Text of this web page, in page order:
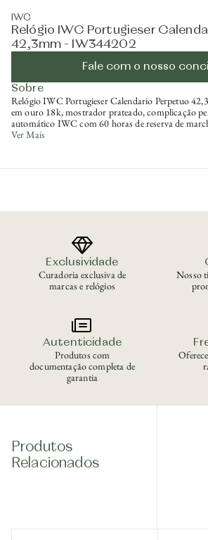
IWC
Relógio IWC Portugieser
42,3mm - IW344202
Fale com o nosso
Sobre
Relógio IWC Portugieser Calendario Perpetuo
em ouro 18k, mostrador prateado, complicação
automático IWC com 60 horas de reserva de
Ver Mais
Exclusividade
Curadoria exclusiva de
marcas e relógios
Nosso
Autenticidade
Produtos com
documentação completa de
garantia
Produtos
Relacionados